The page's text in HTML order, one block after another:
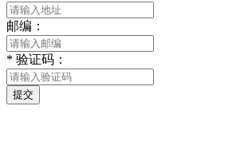
邮编：
* 验证码：
提交